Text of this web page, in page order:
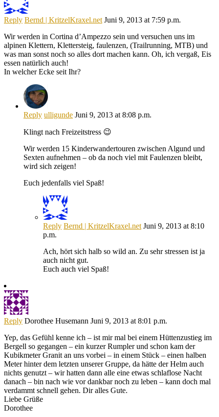
Reply Bernd | KritzelKraxel.net Juni 9, 2013 at 7:59 p.m.
Wir werden in Cortina d’Ampezzo sein und versuchen uns im
alpinen Klettern, Klettersteig, faulenzen, (Trailrunning, MTB) und
was man sonst noch so alles dort machen kann. Oh, ich vergaß, Eis
essen natürlich auch!
In welcher Ecke seit Ihr?
Reply ulligunde Juni 9, 2013 at 8:08 p.m.
Klingt nach Freizeitstress 😉
Wir werden 15 Kinderwandertouren zwischen Algund und
Sexten aufnehmen – ob da noch viel mit Faulenzen bleibt,
wird sich zeigen!
Euch jedenfalls viel Spaß!
Reply Bernd | KritzelKraxel.net Juni 9, 2013 at 8:10
p.m.
Ach, hört sich halb so wild an. Zu sehr stressen ist ja
auch nicht gut.
Euch auch viel Spaß!
Reply Dorothee Husemann Juni 9, 2013 at 8:01 p.m.
Yep, das Gefühl kenne ich – ist mir mal bei einem Hüttenzustieg im
Bergell so gegangen – ein kurzer Rumpler und schon kam der
Kubikmeter Granit an uns vorbei – in einem Stück – einen halben
Meter hinter dem letzten unserer Gruppe, da hätte der Helm auch
nichts genutzt – wir hatten dann alle eine etwas schlaflose Nacht
danach – bin nach wie vor dankbar noch zu leben – kann doch mal
verdammt schnell gehen. Dir alles Gute.
Liebe Grüße
Dorothee